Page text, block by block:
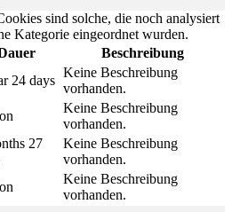
sind solche, die noch analysiert
Kategorie eingeordnet wurden.
Beschreibung
24 days
Keine Beschreibung
vorhanden.
Keine Beschreibung
vorhanden.
27
Keine Beschreibung
vorhanden.
Keine Beschreibung
vorhanden.